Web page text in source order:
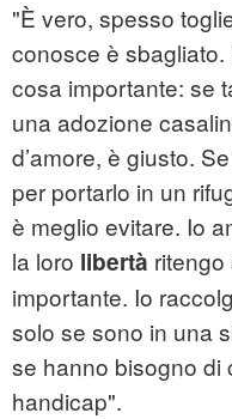
"È vero, spesso
conosce è sbagliato.
cosa importante: se
una adozione
d’amore, è giusto.
per portarlo in un
è meglio evitare. Io
la loro libertà
importante. Io
solo se sono in una
se hanno bisogno di
handicap".